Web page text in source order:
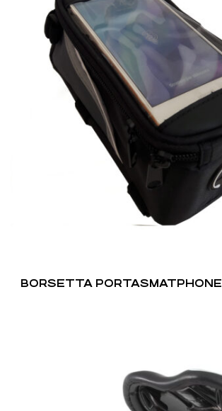
BORSETTA PORTASMATPHONE